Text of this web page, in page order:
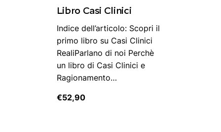
Libro Casi Clinici
Indice dell’articolo: Scopri il
primo libro su Casi Clinici
RealiParlano di noi Perchè
un libro di Casi Clinici e
Ragionamento…
€52,90